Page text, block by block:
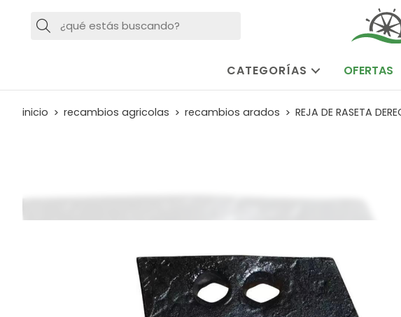
Buscar
CATEGORÍAS OFERTAS
inicio recambios agricolas recambios arados REJA DE RASETA